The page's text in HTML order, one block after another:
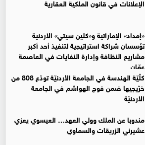
الإعلانات في قانون الملكية العقارية
«إمداد» الإماراتية و«كلين سيتي» الأردنية
تؤسسان شراكة استراتيجية لتنفيذ أحد أكبر
مشاريع النظافة وإدارة النفايات في العاصمة
عمّان
كلّيّة الهندسة في الجامعة الأردنيّة تودّع 808 من
خرّيجيها ضمن فوج الهواشم في الجامعة
الأردنيّة
مندوبا عن الملك وولي العهد… العيسوي يعزي
عشيرني الزريقات والسماوي